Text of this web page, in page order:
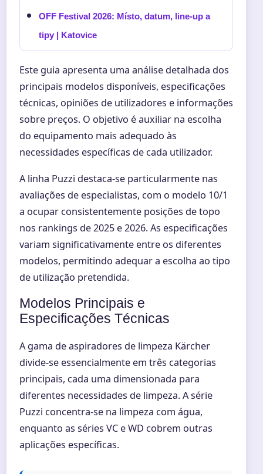
OFF Festival 2026: Místo, datum, line-up a
tipy | Katovice
Este guia apresenta uma análise detalhada dos
principais modelos disponíveis, especificações
técnicas, opiniões de utilizadores e informações
sobre preços. O objetivo é auxiliar na escolha
do equipamento mais adequado às
necessidades específicas de cada utilizador.
A linha Puzzi destaca-se particularmente nas
avaliações de especialistas, com o modelo 10/1
a ocupar consistentemente posições de topo
nos rankings de 2025 e 2026. As especificações
variam significativamente entre os diferentes
modelos, permitindo adequar a escolha ao tipo
de utilização pretendida.
Modelos Principais e
Especificações Técnicas
A gama de aspiradores de limpeza Kärcher
divide-se essencialmente em três categorias
principais, cada uma dimensionada para
diferentes necessidades de limpeza. A série
Puzzi concentra-se na limpeza com água,
enquanto as séries VC e WD cobrem outras
aplicações específicas.